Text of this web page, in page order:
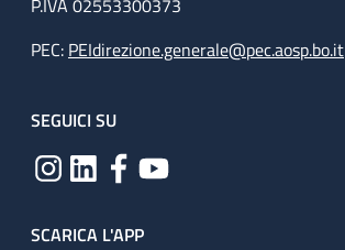
P.IVA 02553300373
PEC: PEIdirezione.generale@pec.aosp.bo.it
SEGUICI SU
SCARICA L'APP